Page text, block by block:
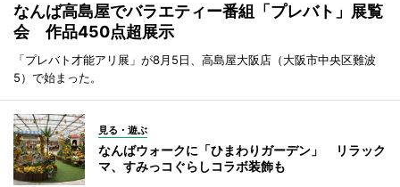
なんば高島屋でバラエティー番組「プレバト」展覧
会 作品450点超展示
「プレバト才能アリ展」が8月5日、高島屋大阪店（大阪市中央区難波
5）で始まった。
見る・遊ぶ
なんばウォークに「ひまわりガーデン」 リラック
マ、すみっコぐらしコラボ装飾も